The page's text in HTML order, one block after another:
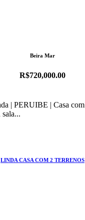
Beira Mar
R$720,000.00
LINDA CASA COM 2 TERRENOS